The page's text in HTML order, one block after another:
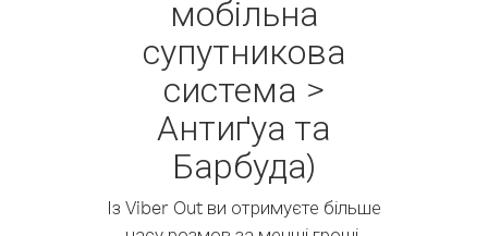
мобільна
супутникова
система >
Антиґуа та
Барбуда)
Із Viber Out ви отримуєте більше